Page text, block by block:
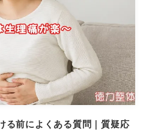
る前によくある質問｜質疑応